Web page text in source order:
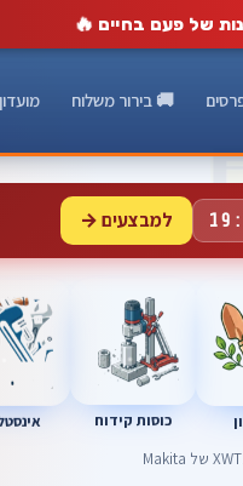
של פעם בחיים 🔥
🚚 בירור משלוח
למבצעים →
כוסות קידוח